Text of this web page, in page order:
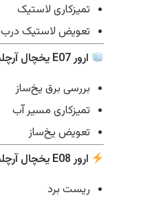
تمیزکاری لاستیک
تعویض لاستیک درب
ارور E07 یخچال آرچلیک – خرابی یخ‌ساز
بررسی برق یخ‌ساز
تمیزکاری مسیر آب
تعویض یخ‌ساز
ارور E08 یخچال آرچلیک – برد الکترونیکی
ریست برد